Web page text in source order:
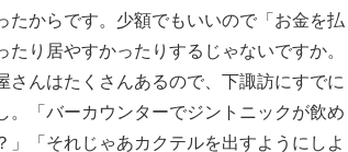
たからです。少額でもいいので「お金を払
たり居やすかったりするじゃないですか。
さんはたくさんあるので、下諏訪にすでに
。「バーカウンターでジントニックが飲め
」「それじゃあカクテルを出すようにしよ